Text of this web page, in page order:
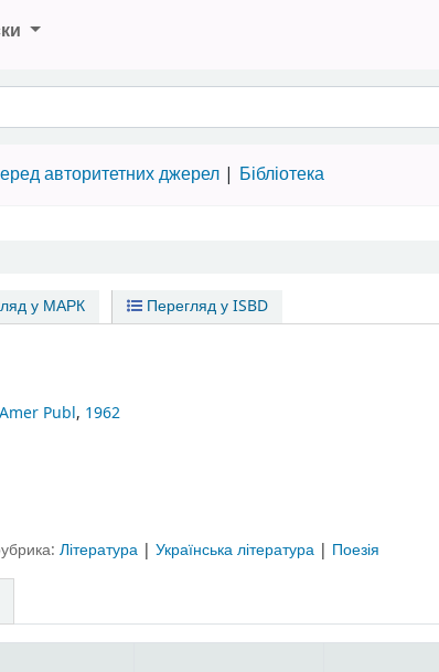
авторитетних джерел Бібліотека
у МАРК Перегляд у ISBD
Publ, 1962
Література | Українська література | Поезія